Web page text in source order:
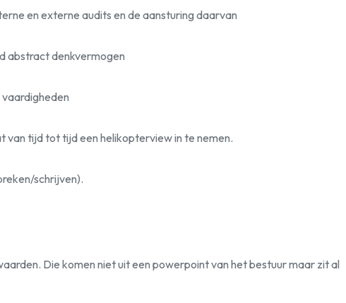
en externe audits en de aansturing daarvan
abstract denkvermogen
van tijd tot tijd een helikopterview in te nemen.
schrijven).
Die komen niet uit een powerpoint van het bestuur maar zit al